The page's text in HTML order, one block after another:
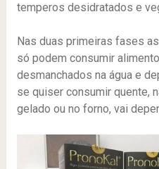
temperos desidratados e
Nas duas primeiras fases
só podem consumir
desmanchados na água e
se quiser consumir quente,
gelado ou no forno, vai